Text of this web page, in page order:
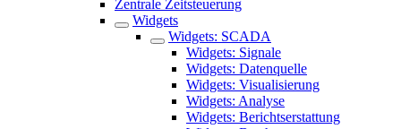
Zentrale Zeitsteuerung
Widgets
Widgets: SCADA
Widgets: Signale
Widgets: Datenquelle
Widgets: Visualisierung
Widgets: Analyse
Widgets: Berichtserstattung